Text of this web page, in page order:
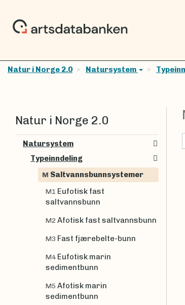
Natur i Norge 2.0 Natursystem
Natur i Norge 2.0
Natursystem
Typeinndeling
M Saltvannsbunnsystemer
M1 Eufotisk fast
saltvannsbunn
M2 Afotisk fast saltvannsbunn
M3 Fast fjærebelte-bunn
M4 Eufotisk marin
sedimentbunn
M5 Afotisk marin
sedimentbunn